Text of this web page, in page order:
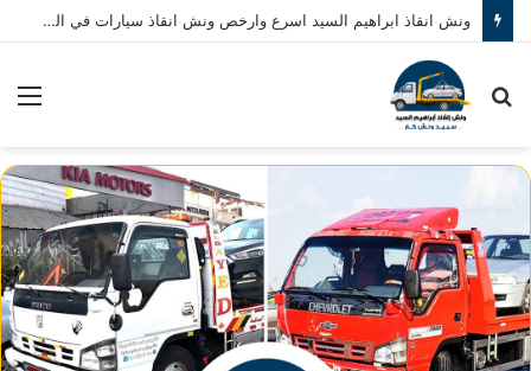
ونش انقاذ ابراهيم السيد اسرع وارخص ونش انقاذ سيارات في المنصورة نصلك في خلال 10 دقائق بحد اقصي اتصل بنا الان 01080793999
بحث